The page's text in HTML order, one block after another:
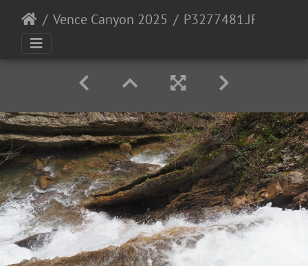
Vence Canyon 2025 P3277481.JPG